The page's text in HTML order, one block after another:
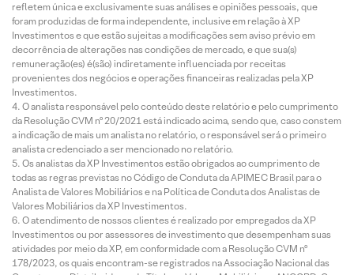
refletem única e exclusivamente suas análises e opiniões pessoais, que
foram produzidas de forma independente, inclusive em relação à XP
Investimentos e que estão sujeitas a modificações sem aviso prévio em
decorrência de alterações nas condições de mercado, e que sua(s)
remuneração(es) é(são) indiretamente influenciada por receitas
provenientes dos negócios e operações financeiras realizadas pela XP
Investimentos.
O analista responsável pelo conteúdo deste relatório e pelo cumprimento
da Resolução CVM nº 20/2021 está indicado acima, sendo que, caso constem
a indicação de mais um analista no relatório, o responsável será o primeiro
analista credenciado a ser mencionado no relatório.
Os analistas da XP Investimentos estão obrigados ao cumprimento de
todas as regras previstas no Código de Conduta da APIMEC Brasil para o
Analista de Valores Mobiliários e na Política de Conduta dos Analistas de
Valores Mobiliários da XP Investimentos.
O atendimento de nossos clientes é realizado por empregados da XP
Investimentos ou por assessores de investimento que desempenham suas
atividades por meio da XP, em conformidade com a Resolução CVM nº
178/2023, os quais encontram-se registrados na Associação Nacional das